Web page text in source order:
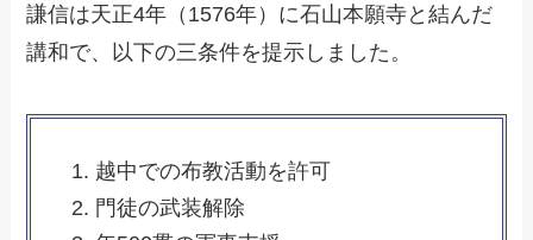
謙信は天正4年（1576年）に石山本願寺と結んだ
講和で、以下の三条件を提示しました。
越中での布教活動を許可
門徒の武装解除